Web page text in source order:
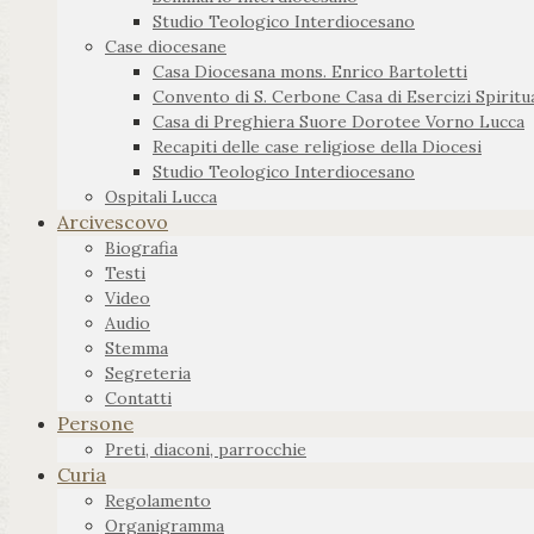
Studio Teologico Interdiocesano
Case diocesane
Casa Diocesana mons. Enrico Bartoletti
Convento di S. Cerbone Casa di Esercizi
Casa di Preghiera Suore Dorotee Vorno Lucca
Recapiti delle case religiose della Diocesi
Studio Teologico Interdiocesano
Ospitali Lucca
Arcivescovo
Biografia
Testi
Video
Audio
Stemma
Segreteria
Contatti
Persone
Preti, diaconi, parrocchie
Curia
Regolamento
Organigramma